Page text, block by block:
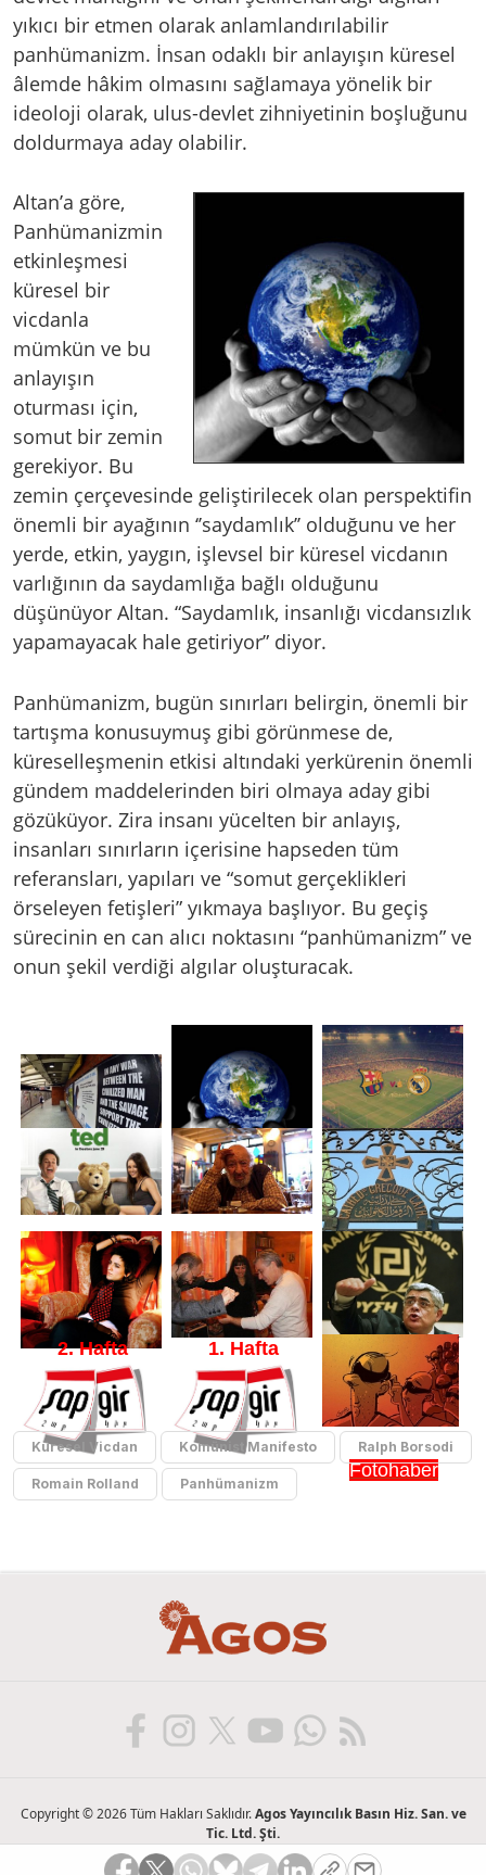
yıkıcı bir etmen olarak anlamlandırılabilir
panhümanizm. İnsan odaklı bir anlayışın küresel
âlemde hâkim olmasını sağlamaya yönelik bir
ideoloji olarak, ulus-devlet zihniyetinin boşluğunu
doldurmaya aday olabilir.
Altan’a göre,
Panhümanizmin
etkinleşmesi
küresel bir
vicdanla
mümkün ve bu
anlayışın
oturması için,
somut bir zemin
gerekiyor. Bu
zemin çerçevesinde geliştirilecek olan perspektifin
önemli bir ayağının ‘’saydamlık’’ olduğunu ve her
yerde, etkin, yaygın, işlevsel bir küresel vicdanın
varlığının da saydamlığa bağlı olduğunu
düşünüyor Altan. “Saydamlık, insanlığı vicdansızlık
yapamayacak hale getiriyor” diyor.
Panhümanizm, bugün sınırları belirgin, önemli bir
tartışma konusuymuş gibi görünmese de,
küreselleşmenin etkisi altındaki yerkürenin önemli
gündem maddelerinden biri olmaya aday gibi
gözüküyor. Zira insanı yücelten bir anlayış,
insanları sınırların içerisine hapseden tüm
referansları, yapıları ve “somut gerçeklikleri
örseleyen fetişleri” yıkmaya başlıyor. Bu geçiş
sürecinin en can alıcı noktasını “panhümanizm” ve
onun şekil verdiği algılar oluşturacak.
2. Hafta 1. Hafta
Fotohaber
Küresel Vicdan Komünist Manifesto Ralph Borsodi
Romain Rolland Panhümanizm
Copyright © 2026 Tüm Hakları Saklıdır.Agos Yayıncılık Basın Hiz. San. ve
Tic. Ltd. Şti.